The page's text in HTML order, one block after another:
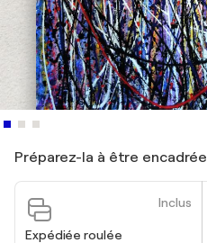
Préparez-la à être encadrée
Inclus
Expédiée roulée